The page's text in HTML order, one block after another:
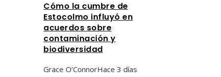
Cómo la cumbre de
Estocolmo influyó en
acuerdos sobre
contaminación y
biodiversidad
Grace O’ConnorHace 3 días